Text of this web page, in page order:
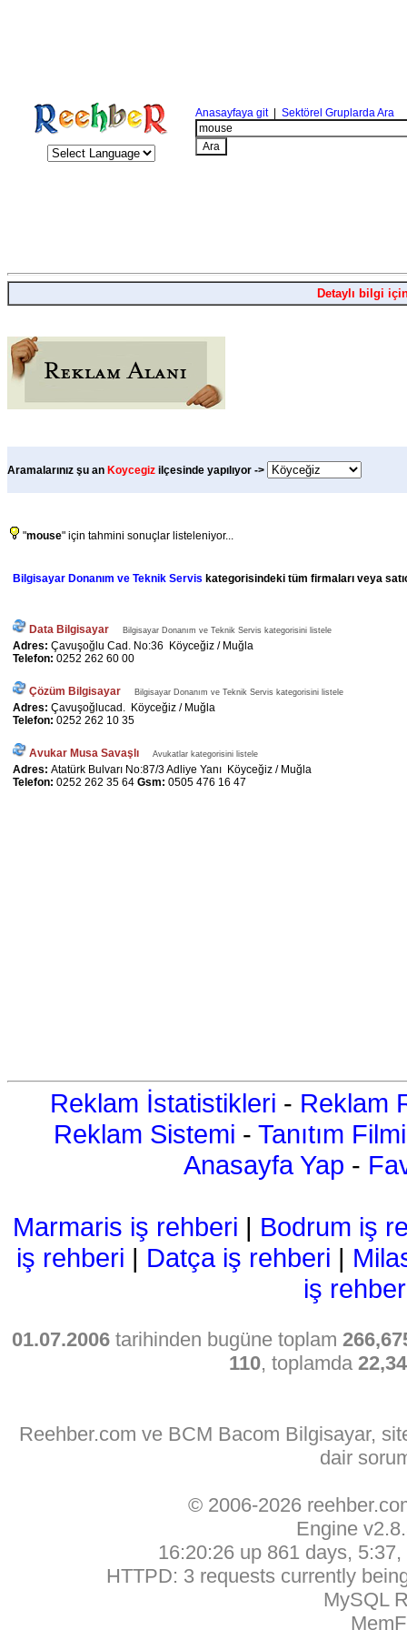
Anasayfaya git| Sektörel Gruplarda Ara
Detaylı bilgi
Aramalarınız şu an Koycegiz ilçesinde yapılıyor ->
"mouse" için tahmini sonuçlar listeleniyor...
Bilgisayar Donanım ve Teknik Servis kategorisindeki tüm firmaları veya
Data Bilgisayar Bilgisayar Donanım ve Teknik Servis kategorisini listele
Adres: Çavuşoğlu Cad. No:36 Köyceğiz / Muğla
Telefon: 0252 262 60 00
Çözüm Bilgisayar Bilgisayar Donanım ve Teknik Servis kategorisini listele
Adres: Çavuşoğlucad. Köyceğiz / Muğla
Telefon: 0252 262 10 35
Avukar Musa Savaşlı Avukatlar kategorisini listele
Adres: Atatürk Bulvarı No:87/3 Adliye Yanı Köyceğiz / Muğla
Telefon: 0252 262 35 64 Gsm: 0505 476 16 47
Reklam İstatistikleri - Reklam
Reklam Sistemi - Tanıtım Filmi
Anasayfa Yap -
Marmaris iş rehberi | Bodrum iş
iş rehberi | Datça iş rehberi |
iş
01.07.2006tarihinden bugüne toplam
110, toplamda
Reehber.com ve BCM Bacom Bilgisayar,
dair
© 2006-2026
Engine
16:20:26 up 861 days,
HTTPD: 3 requests currently
MySQL